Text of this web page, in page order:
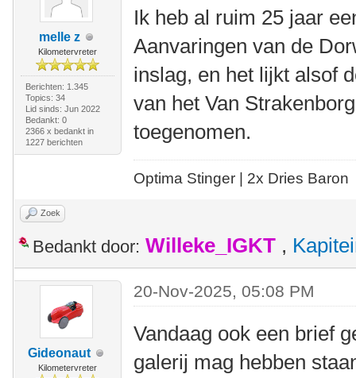
melle z
Kilometervreter
Berichten: 1.345
Topics: 34
Lid sinds: Jun 2022
Bedankt: 0
2366 x bedankt in
1227 berichten
Ik heb al ruim 25 jaar
Aanvaringen van de
inslag, en het lijkt alsof
van het Van
toegenomen.
Optima Stinger | 2x Dries Baron
Zoek
Bedankt door: Willeke_IGKT ,
Gideonaut
Kilometervreter
20-Nov-2025, 05:08 PM
Vandaag ook een brief
galerij mag hebben